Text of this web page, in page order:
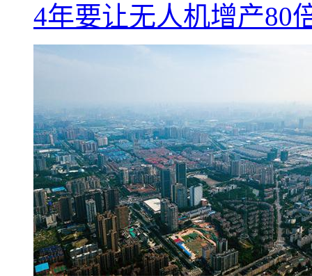
4年要让无人机增产80